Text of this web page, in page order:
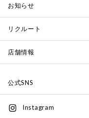
お知らせ
リクルート
店舗情報
公式SNS
Instagram